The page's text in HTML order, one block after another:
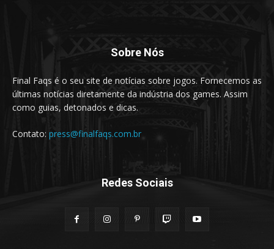
Sobre Nós
Final Faqs é o seu site de notícias sobre jogos. Fornecemos as
últimas notícias diretamente da indústria dos games. Assim
como guias, detonados e dicas.
Contato: press@finalfaqs.com.br
Redes Sociais